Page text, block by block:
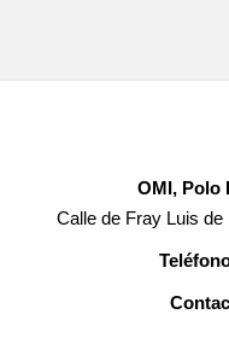
OMI, Polo
Calle de Fray Luis